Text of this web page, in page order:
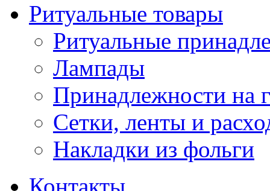
Ритуальные товары
Ритуальные
Лампады
Принадлежности на
Сетки, ленты и
Накладки из фольги